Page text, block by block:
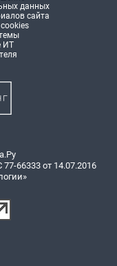
данных
сайта
ИТ
66333 от 14.07.2016